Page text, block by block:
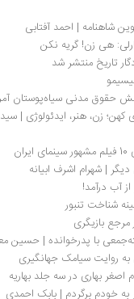
| احمد آفتابی
زن! گریه نکن
منتشر شد
مدنی سیاه‌پوستان آمریکا‮‬‏‫
اشرف ابیانه
تنبور
پدرخوانده | حسین معززی نیا
سیامک جهانگیری
در سه جلد بهاریه
برگردم | بابک احمدی